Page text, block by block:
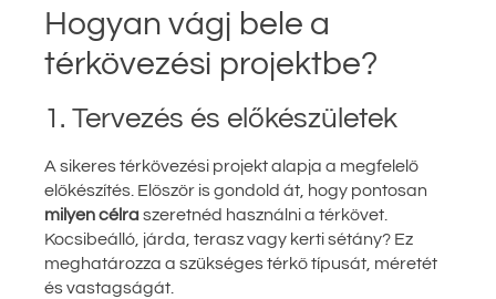
Hogyan vágj bele a
térkövezési projektbe?
1. Tervezés és előkészületek
A sikeres térkövezési projekt alapja a megfelelő
előkészítés. Először is gondold át, hogy pontosan
milyen célraszeretnéd használni a térkövet.
Kocsibeálló, járda, terasz vagy kerti sétány? Ez
meghatározza a szükséges térkő típusát, méretét
és vastagságát.